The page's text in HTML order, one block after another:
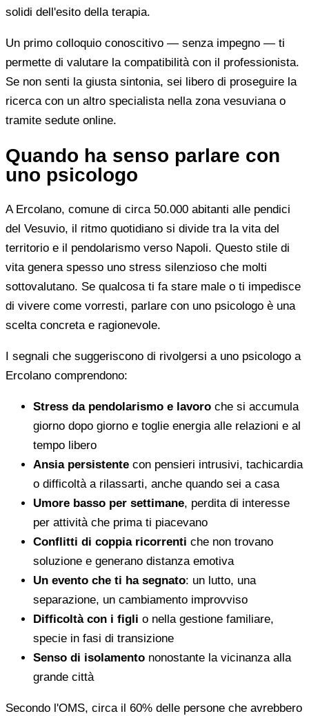
solidi dell'esito della terapia.
Un primo colloquio conoscitivo — senza impegno — ti
permette di valutare la compatibilità con il professionista.
Se non senti la giusta sintonia, sei libero di proseguire la
ricerca con un altro specialista nella zona vesuviana o
tramite sedute online.
Quando ha senso parlare con
uno psicologo
A Ercolano, comune di circa 50.000 abitanti alle pendici
del Vesuvio, il ritmo quotidiano si divide tra la vita del
territorio e il pendolarismo verso Napoli. Questo stile di
vita genera spesso uno stress silenzioso che molti
sottovalutano. Se qualcosa ti fa stare male o ti impedisce
di vivere come vorresti, parlare con uno psicologo è una
scelta concreta e ragionevole.
I segnali che suggeriscono di rivolgersi a uno psicologo a
Ercolano comprendono:
Stress da pendolarismo e lavoro che si accumula
giorno dopo giorno e toglie energia alle relazioni e al
tempo libero
Ansia persistente con pensieri intrusivi, tachicardia
o difficoltà a rilassarti, anche quando sei a casa
Umore basso per settimane, perdita di interesse
per attività che prima ti piacevano
Conflitti di coppia ricorrenti che non trovano
soluzione e generano distanza emotiva
Un evento che ti ha segnato: un lutto, una
separazione, un cambiamento improvviso
Difficoltà con i figli o nella gestione familiare,
specie in fasi di transizione
Senso di isolamento nonostante la vicinanza alla
grande città
Secondo l'OMS, circa il 60% delle persone che avrebbero